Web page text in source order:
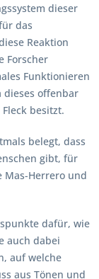
dieser
das
Reaktion
Forscher
Funktionieren
dieses offenbar
besitzt.
belegt, dass
gibt, für
Mas-Herrero und
dafür, wie
auch dabei
auf welche
aus Tönen und